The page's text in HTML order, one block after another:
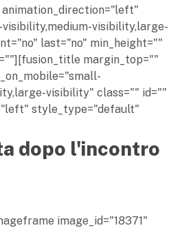
visibility,medium-visibility,large-
last="no" min_height=""
margin_top=""
visibility" class="" id=""
style_type="default"
dopo l'incontro
image_id="18371"